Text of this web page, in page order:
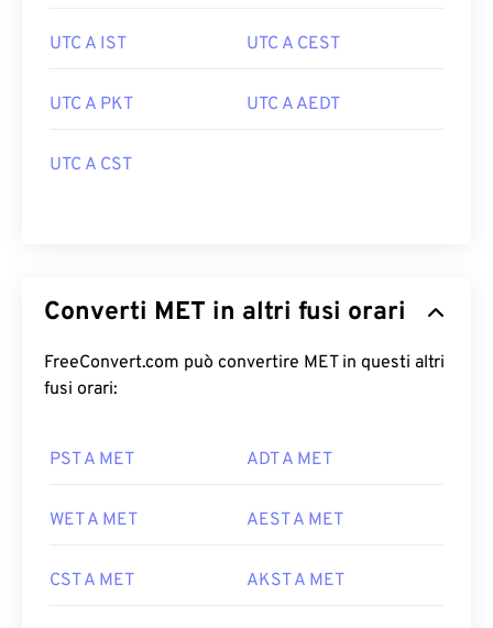
UTC A IST UTC A CEST
UTC A PKT UTC A AEDT
UTC A CST
Converti MET in altri fusi orari
FreeConvert.com può convertire MET in questi altri
fusi orari:
PST A MET ADT A MET
WET A MET AEST A MET
CST A MET AKST A MET